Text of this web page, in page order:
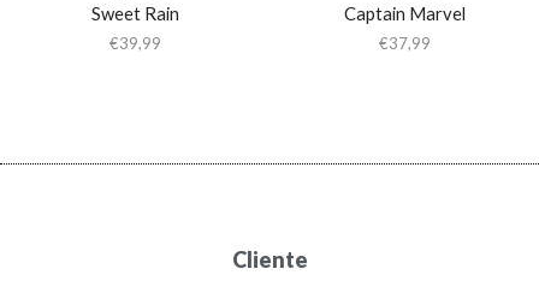
Sweet Rain
€39,99
Captain Marvel
€37,99
Cliente